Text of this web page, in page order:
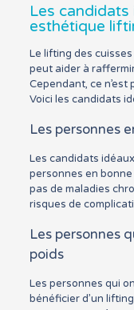
Les
esthétique
Le lifting des
peut aider à
Cependant, ce
Voici les candidats
Les personnes
Les candidats
personnes en
pas de maladies
risques de
Les personnes
poids
Les personnes qui
bénéficier d’un